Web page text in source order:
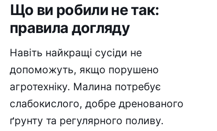
Що ви робили не так:
правила догляду
Навіть найкращі сусіди не
допоможуть, якщо порушено
агротехніку. Малина потребує
слабокислого, добре дренованого
ґрунту та регулярного поливу.